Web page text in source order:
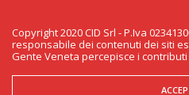
PRIVACY &
Copyright 2020 CID Srl - P.Iva
dei contenuti dei siti esterni
i contributi
Copyright 2020 CID Srl - P.Iva
responsabile dei contenuti dei siti
Gente Veneta percepisce i